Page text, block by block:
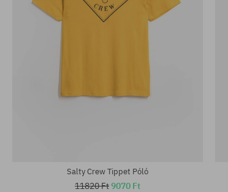
Salty Crew Tippet Póló
11820 Ft9070 Ft